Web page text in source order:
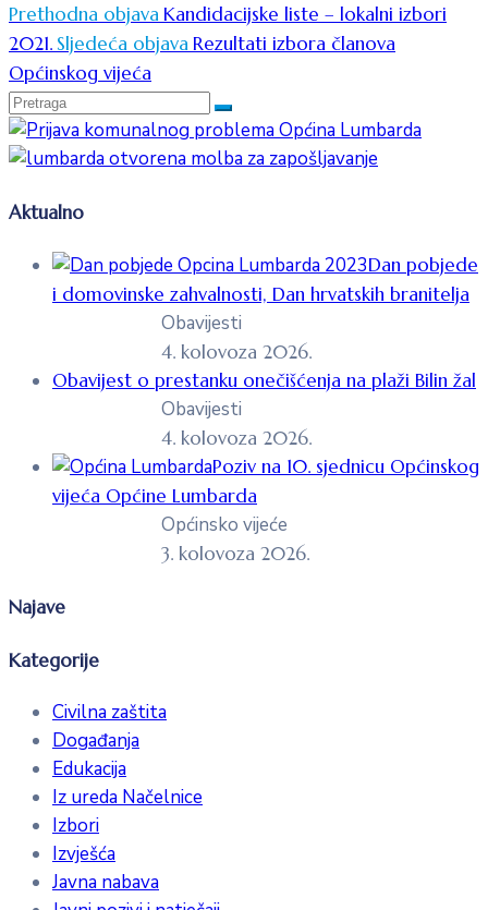
Prethodna objavaKandidacijske liste – lokalni izbori
2021.Sljedeća objavaRezultati izbora članova
Općinskog vijeća
Aktualno
Dan pobjede
i domovinske zahvalnosti, Dan hrvatskih branitelja
Obavijesti
4. kolovoza 2026.
Obavijest o prestanku onečišćenja na plaži Bilin žal
Obavijesti
4. kolovoza 2026.
Poziv na 10. sjednicu Općinskog
vijeća Općine Lumbarda
Općinsko vijeće
3. kolovoza 2026.
Najave
Kategorije
Civilna zaštita
Događanja
Edukacija
Iz ureda Načelnice
Izbori
Izvješća
Javna nabava